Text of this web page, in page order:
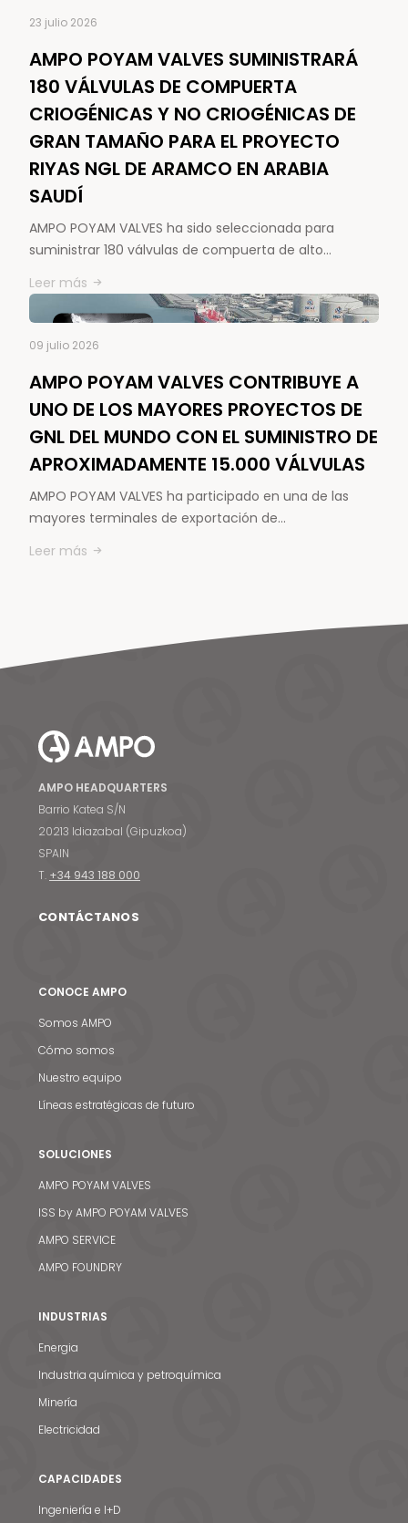
23 julio 2026
AMPO POYAM VALVES SUMINISTRARÁ
180 VÁLVULAS DE COMPUERTA
CRIOGÉNICAS Y NO CRIOGÉNICAS DE
GRAN TAMAÑO PARA EL PROYECTO
RIYAS NGL DE ARAMCO EN ARABIA
SAUDÍ
AMPO POYAM VALVES ha sido seleccionada para
suministrar 180 válvulas de compuerta de alto…
Leer más
09 julio 2026
AMPO POYAM VALVES CONTRIBUYE A
UNO DE LOS MAYORES PROYECTOS DE
GNL DEL MUNDO CON EL SUMINISTRO DE
APROXIMADAMENTE 15.000 VÁLVULAS
AMPO POYAM VALVES ha participado en una de las
mayores terminales de exportación de…
Leer más
AMPO HEADQUARTERS
Barrio Katea S/N
20213 Idiazabal (Gipuzkoa)
SPAIN
T. +34 943 188 000
CONTÁCTANOS
CONOCE AMPO
Somos AMPO
Cómo somos
Nuestro equipo
Líneas estratégicas de futuro
SOLUCIONES
AMPO POYAM VALVES
ISS by AMPO POYAM VALVES
AMPO SERVICE
AMPO FOUNDRY
INDUSTRIAS
Energia
Industria química y petroquímica
Minería
Electricidad
CAPACIDADES
Ingeniería e I+D